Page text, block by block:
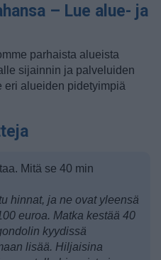
– Lue alue- ja
parhaista alueista
sijainnin ja palveluiden
eri alueiden pidetyimpiä
Mitä se 40 min
hinnat, ja ne ovat yleensä
euroa. Matka kestää 40
kyydissä
lisää. Hiljaisina